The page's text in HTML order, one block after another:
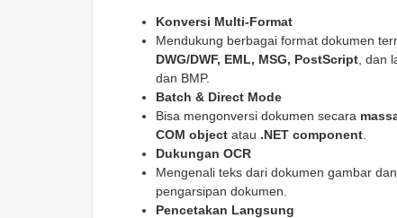
Konversi Multi-Format
Mendukung berbagai format dokumen
DWG/DWF, EML, MSG, PostScript , dan
dan BMP.
Batch & Direct Mode
Bisa mengonversi dokumen secara
COM object atau .NET component
Dukungan OCR
Mengenali teks dari dokumen gambar
pengarsipan dokumen.
Pencetakan Langsung